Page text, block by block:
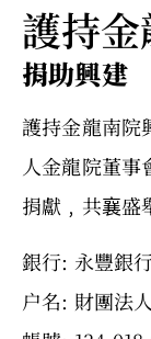
護持
捐助興建
護持金龍南院
人金龍院董事
捐獻﹐共襄盛
銀行: 永豐銀
户名: 財團法